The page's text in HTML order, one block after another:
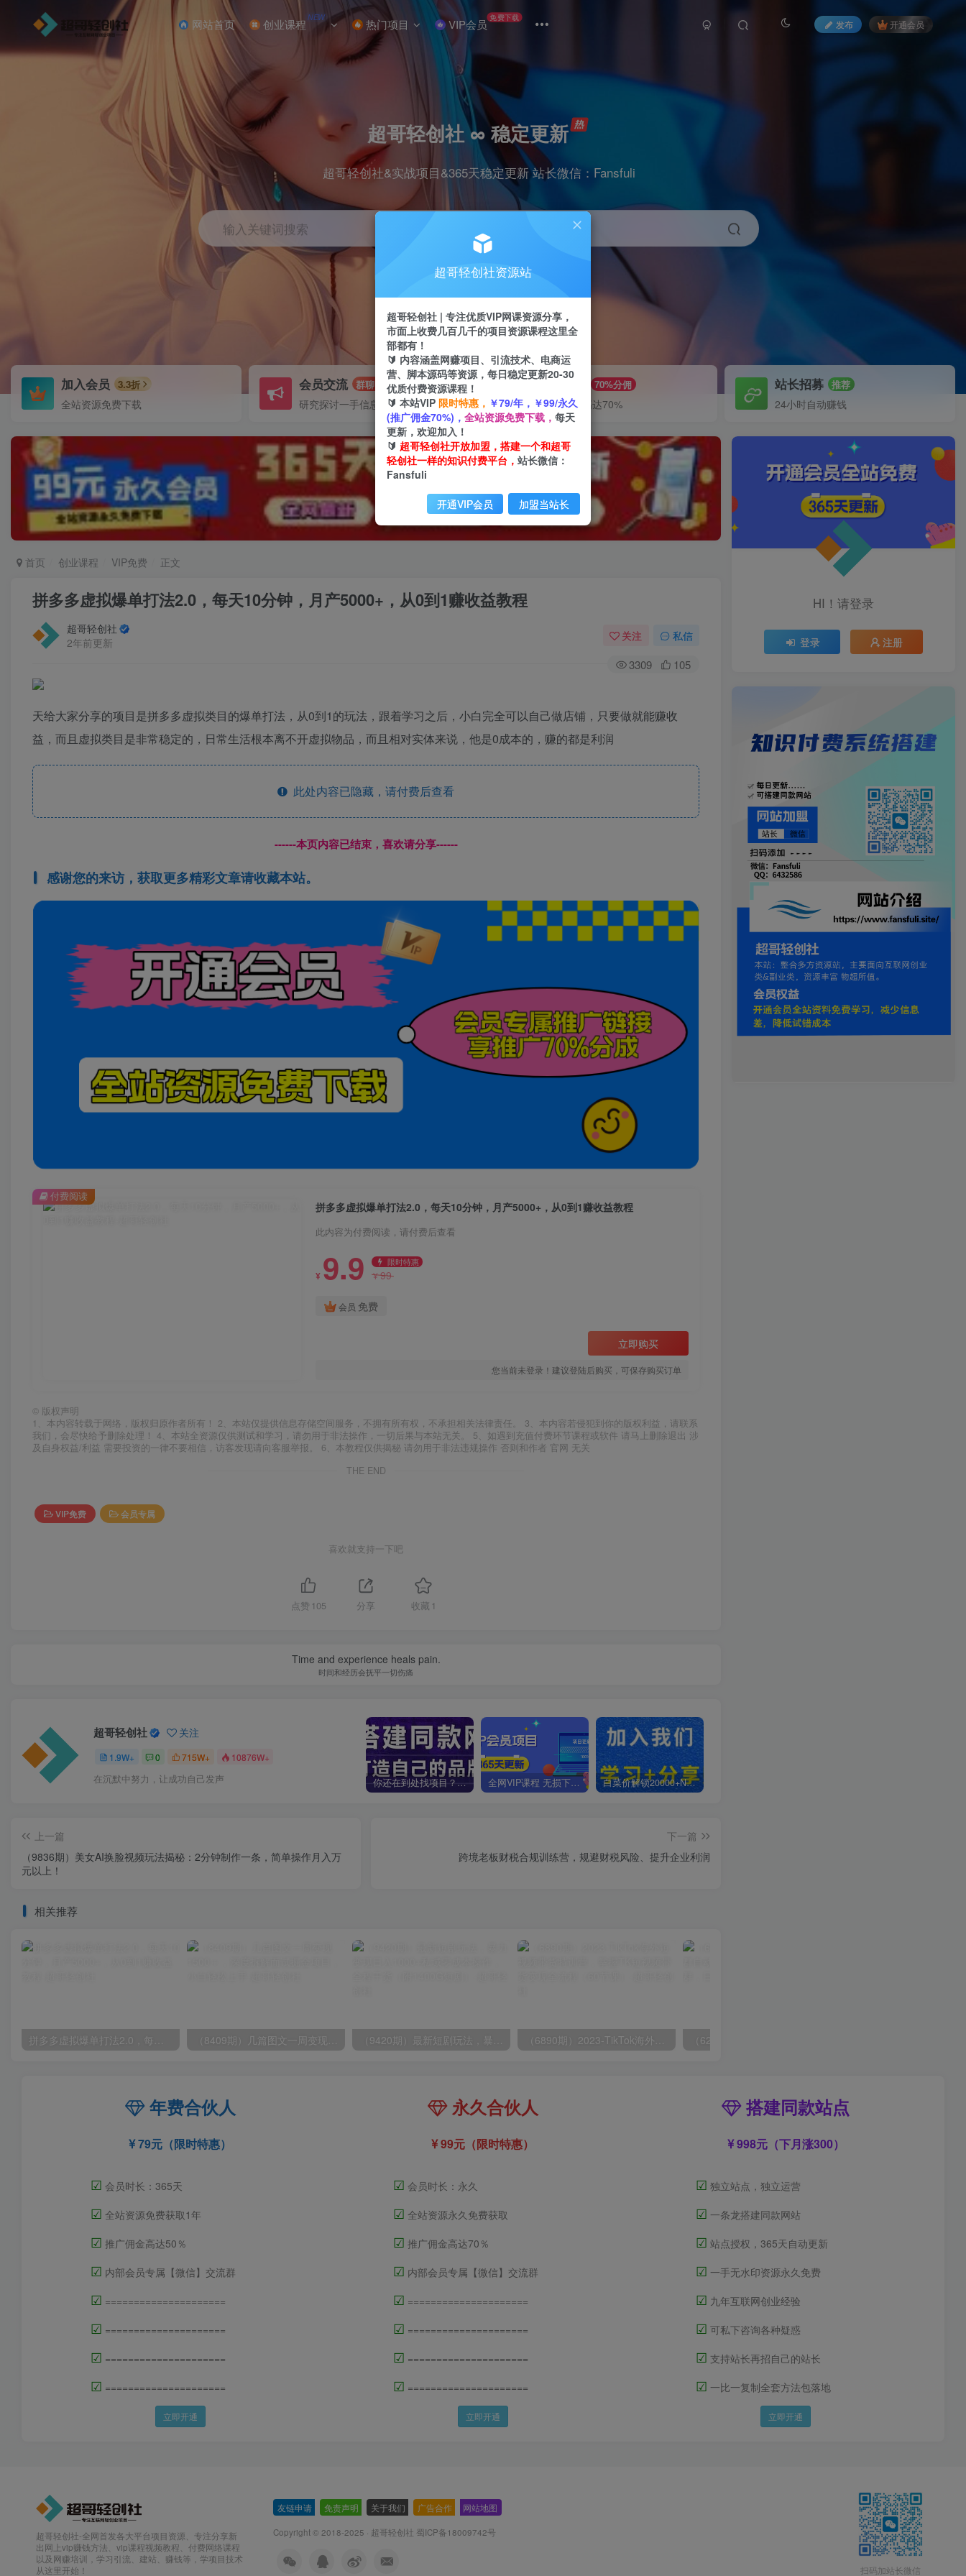
网站首页 创业课程 NEW 热门项目 VIP会员 免费下载
发布 开通会员
超哥轻创社 ∞ 稳定更新
超哥轻创社&实战项目&365天稳定更新 站长微信：Fansfuli
输入关键词搜索
剪辑 电商 小红书
加入会员 3.3折
全站资源免费下载
会员交流 群聊
研究探讨一手信息差
推广赚钱 70%分佣
推广返佣高达70%
站长招募 推荐
24小时自动赚钱
首页 创业课程 VIP免费 正文
拼多多虚拟爆单打法2.0，每天10分钟，月产5000+，从0到1赚收益教程
超哥轻创社
2年前更新
关注 私信
3309 105
天给大家分享的项目是拼多多虚拟类目的爆单打法，从0到1的玩法，跟着学习之后，小白完全可以自己做店铺，只要做就能赚收
益，而且虚拟类目是非常稳定的，日常生活根本离不开虚拟物品，而且相对实体来说，他是0成本的，赚的都是利润
此处内容已隐藏，请付费后查看
------本页内容已结束，喜欢请分享------
感谢您的来访，获取更多精彩文章请收藏本站。
拼多多虚拟爆单打法2.0，每天10分钟，月产5000+，从0到1赚收益教程
此内容为付费阅读，请付费后查看
¥ 9.9 限时特惠
¥99
会员 免费
立即购买
您当前未登录！建议登陆后购买，可保存购买订单
付费阅读
© 版权声明
1、本内容转载于网络，版权归原作者所有！ 2、本站仅提供信息存储空间服务，不拥有所有权，不承担相关法律责任。 3、本内容若侵犯到你的版权利益，请联系
我们，会尽快给予删除处理！ 4、本站全资源仅供测试和学习，请勿用于非法操作，一切后果与本站无关。 5、如遇到充值付费环节课程或软件 请马上删除退出 涉
及自身权益/利益 需要投资的一律不要相信，访客发现请向客服举报。 6、本教程仅供揭秘 请勿用于非法违规操作 否则和作者 官网 无关
THE END
VIP免费 会员专属
喜欢就支持一下吧
点赞 105 分享 收藏 1
Time and experience heals pain.
时间和经历会抚平一切伤痛
超哥轻创社 关注
1.9W+ 0 715W+ 10876W+
在沉默中努力，让成功自己发声 你还在到处找项目？还在当韭菜？我靠卖项目一个月收入5万+，曾经我也是个失败者。 全网VIP课程 无损下载~ 白菜价解锁20000+N个赚钱机会，加入超哥轻创社会员，全站资源免费学习。
上一篇
（9836期）美女AI换脸视频玩法揭秘：2分钟制作一条，简单操作月入万
元以上！
下一篇
跨境老板财税合规训练营，规避财税风险、提升企业利润
相关推荐
拼多多虚拟爆单打法2.0，每天10分钟，月产5000+，从0到1赚收益教程 （8409期）几篇图文一周变现1500＋，深度拆解面试掘金项目，小白轻松上手 （9420期）最新短剧玩法，暴力变现日入1000+私域零成本操作，全程干货（附1400G短剧） （6890期）2023-TikTok海外短视频带货特训营，掌握TK短视频带货变现全流程（60节课）
HI！请登录
登录 注册
年费合伙人
79元（限时特惠）
☑ 会员时长：365天
☑ 全站资源免费获取1年
☑ 推广佣金高达50％
☑ 内部会员专属【微信】交流群
☑ =====================
☑ =====================
☑ =====================
☑ =====================
立即开通
永久合伙人
99元（限时特惠）
☑ 会员时长：永久
☑ 全站资源永久免费获取
☑ 推广佣金高达70％
☑ 内部会员专属【微信】交流群
☑ =====================
☑ =====================
☑ =====================
☑ =====================
立即开通
搭建同款站点
998元（下月涨300）
☑ 独立站点，独立运营
☑ 一条龙搭建同款网站
☑ 站点授权，365天自动更新
☑ 一手无水印资源永久免费
☑ 九年互联网创业经验
☑ 可私下咨询各种疑惑
☑ 支持站长再招自己的站长
☑ 一比一复制全套方法包落地
立即开通
超哥轻创社-全网首发各大平台项目资源、专注分享新
出网上vip赚钱方法、vip课程视频教程、付费网络课程
以及网赚培训，学习引流、建站、赚钱等，学项目技术
从这里开始！
友链申请 免责声明 关于我们 广告合作 网站地图
Copyright © 2018-2025 · 超哥轻创社 蜀ICP备18009742号
扫码加站长微信
超哥轻创社资源站
超哥轻创社 | 专注优质VIP网课资源分享，
市面上收费几百几千的项目资源课程这里全
部都有！
🔰 内容涵盖网赚项目、引流技术、电商运
营、脚本源码等资源，每日稳定更新20-30
优质付费资源课程！
🔰 本站VIP 限时特惠， ￥79/年，￥99/永久
(推广佣金70%)， 全站资源免费下载， 每天
更新，欢迎加入！
🔰 超哥轻创社开放加盟，搭建一个和超哥
轻创社一样的知识付费平台， 站长微信：
Fansfuli
开通VIP会员 加盟当站长